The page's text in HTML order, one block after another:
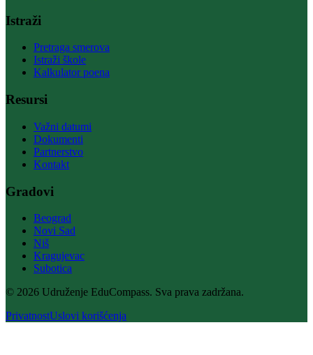
Istraži
Pretraga smerova
Istraži škole
Kalkulator poena
Resursi
Važni datumi
Dokumenti
Partnerstvo
Kontakt
Gradovi
Beograd
Novi Sad
Niš
Kragujevac
Subotica
© 2026 Udruženje EduCompass. Sva prava zadržana.
PrivatnostUslovi korišćenja